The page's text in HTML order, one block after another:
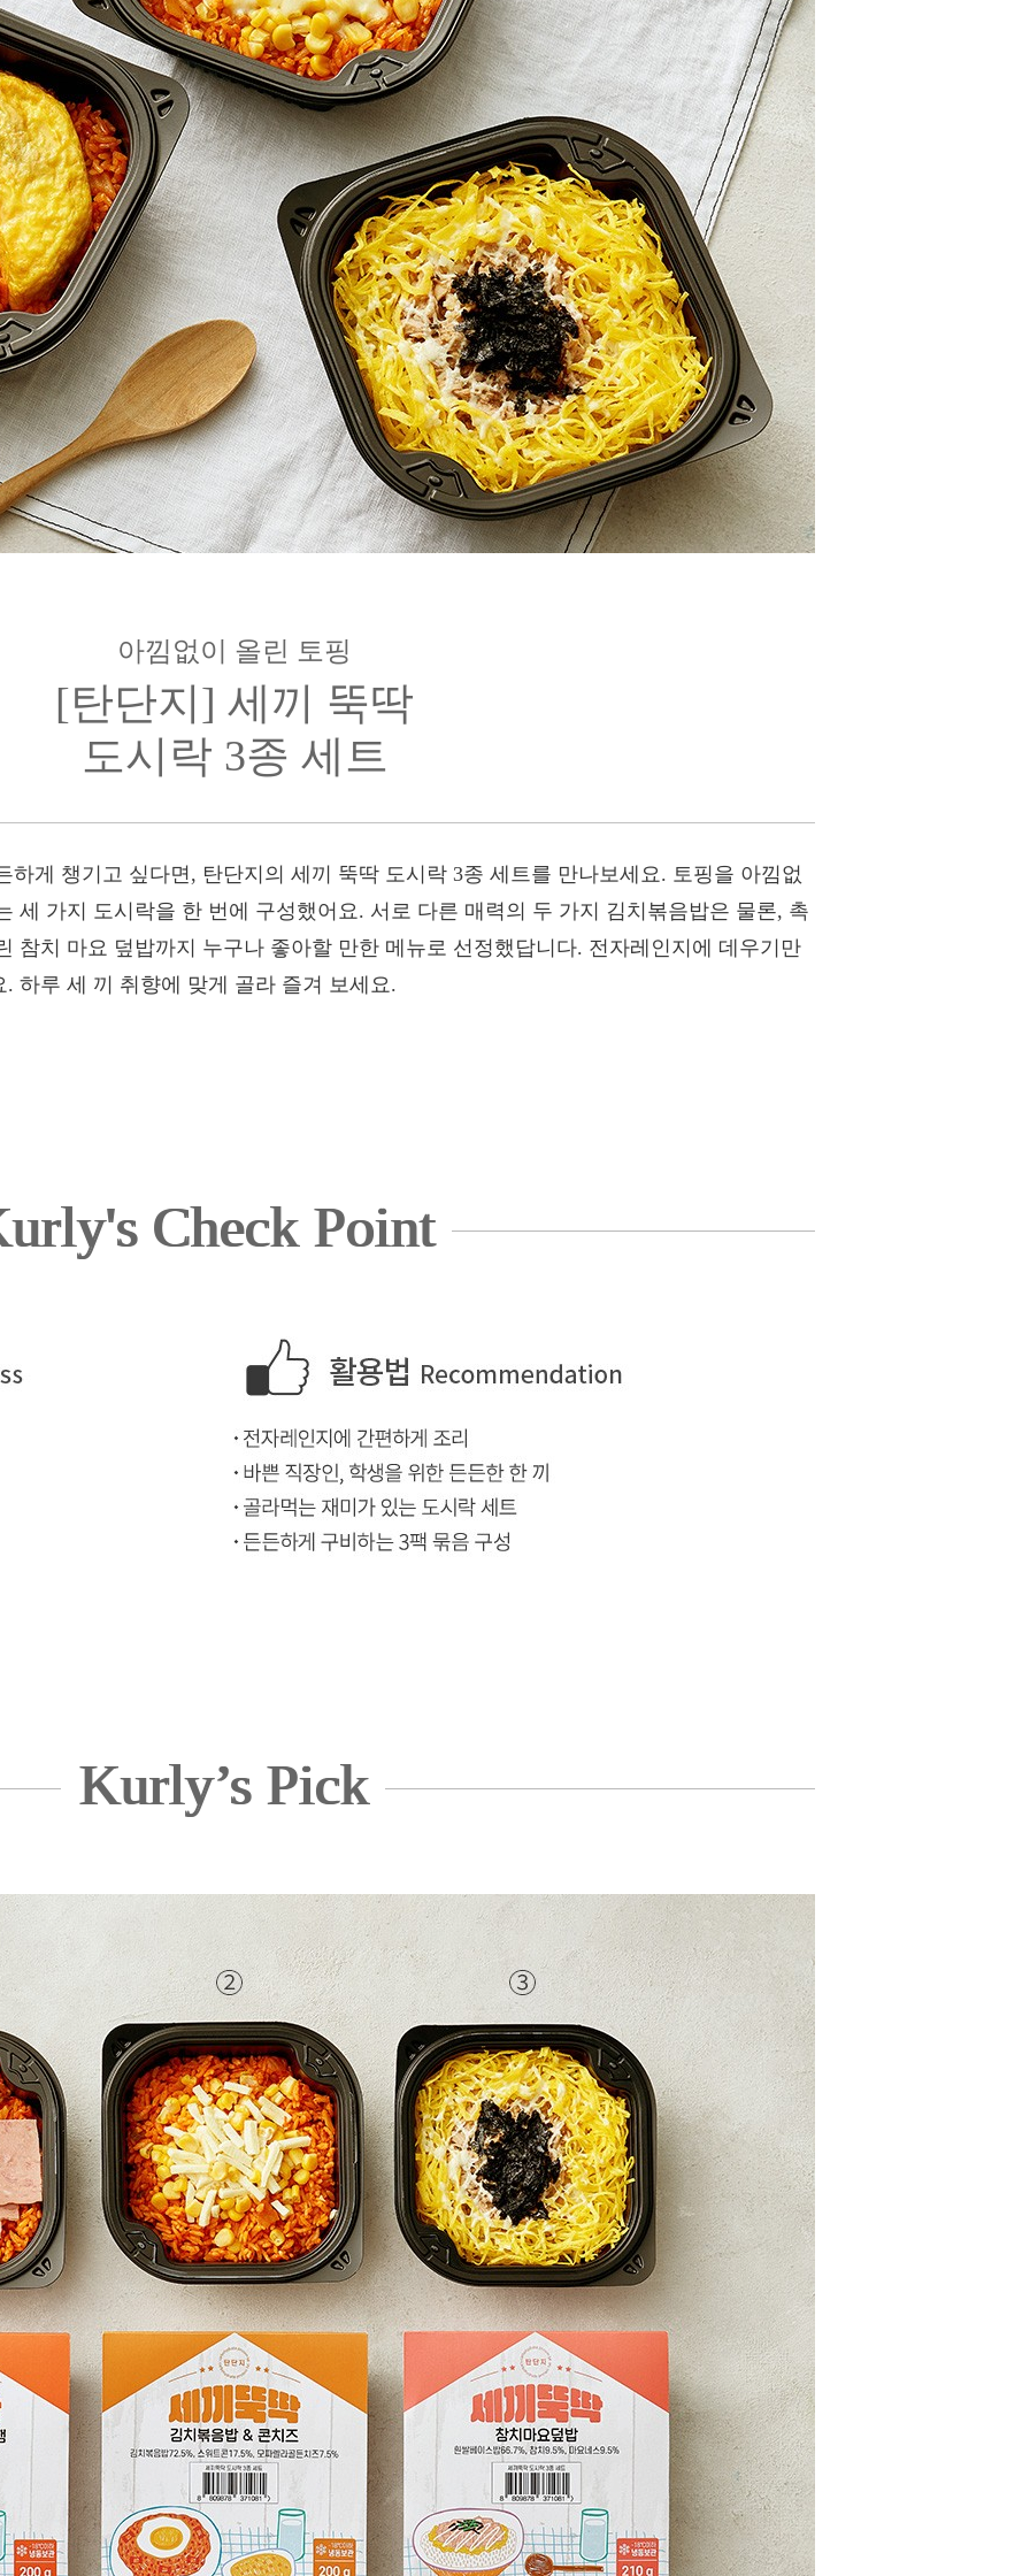
아낌없이 올린 토핑
[탄단지] 세끼 뚝딱
도시락 3종 세트
하게 챙기고 싶다면, 탄단지의 세끼 뚝딱 도시락 3종 세트를 만나보세요. 토핑을 아낌없
세 가지 도시락을 한 번에 구성했어요. 서로 다른 매력의 두 가지 김치볶음밥은 물론, 촉
참치 마요 덮밥까지 누구나 좋아할 만한 메뉴로 선정했답니다. 전자레인지에 데우기만
하루 세 끼 취향에 맞게 골라 즐겨 보세요.
Check Point
Kurly’s Pick